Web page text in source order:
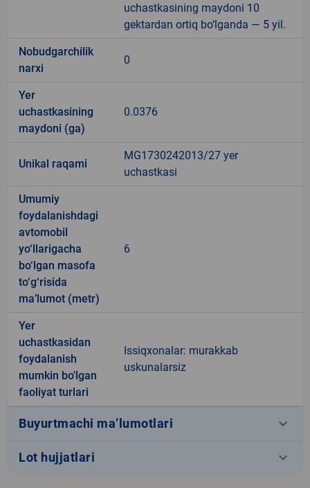
uchastkasining maydoni 10
gektardan ortiq bo‘lganda — 5 yil.
Nobudgarchilik
narxi
0
Yer
uchastkasining
maydoni (ga)
0.0376
Unikal raqami
MG1730242013/27 yer
uchastkasi
Umumiy
foydalanishdagi
avtomobil
yo‘llarigacha
bo‘lgan masofa
to‘g‘risida
ma’lumot (metr)
6
Yer
uchastkasidan
foydalanish
mumkin bo'lgan
faoliyat turlari
Issiqxonalar: murakkab
uskunalarsiz
Buyurtmachi ma’lumotlari keyboard_arrow_down
Lot hujjatlari keyboard_arrow_down